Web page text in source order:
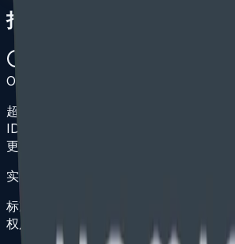
打包价 — PCT / 巴黎公约
OA 答复、授权阶段服务费以及常规授权
超过两次 OA、超项权利要求官费、RCE
IDS 工作量较大、延期、优先权恢复、复
更、继续/分案/再颁等非常规事项不包含
实用专利打包价
标准全包：申请服务 + 官方费用 + 最
权服务 + 授权官费